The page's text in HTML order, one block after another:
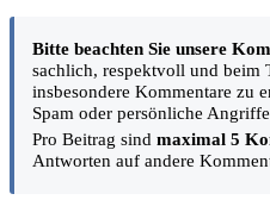
Bitte beachten Sie unsere
sachlich, respektvoll und beim
insbesondere Kommentare zu
Spam oder persönliche
Pro Beitrag sindmaximal 5
Antworten auf andere